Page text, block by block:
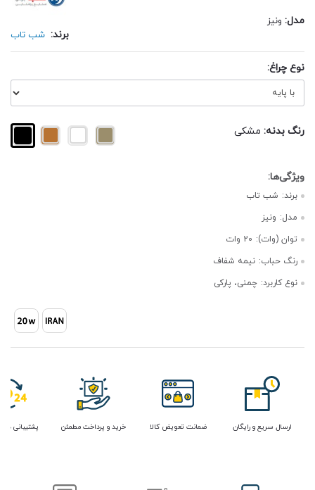
مدل: ونیز
برند: شب تاب
نوع چراغ:
رنگ بدنه: مشکی
برند: شب تاب
مدل: ونیز
توان (وات): 20 وات
رنگ حباب: نیمه شفاف
نوع کاربرد: چمنی، پارکی
ارسال سریع و رایگان ضمانت تعویض کالا خرید و پرداخت مطمئن پشتیبانی